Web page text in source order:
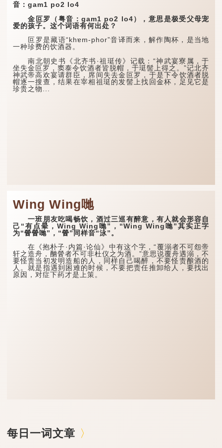
音：gam1 po2 lo4
金叵罗（粤音：gam1 po2 lo4），意思是极受父母宠
爱的孩子。这个词语有何出处？
叵罗是藏语“khɐm-phor”音译而来，解作陶杯，是当地
一种珍费的饮酒器。
南北朝史书《北齐书·祖珽传》记载：“神武宴寮属，于
坐失金叵罗，窦泰令饮酒者皆脱帽，于珽髻上得之。”记北齐
神武帝高欢宴请群臣，席间失去金叵罗，于是下令饮酒者脱
帽逐一搜查，结果在宰相祖珽的发髻上找回金杯，足见它是
珍贵之物...
Wing Wing哋
一班朋友吃喝畅饮，酒过三巡有醉意，有人就会形容自
己“有点晕，Wing Wing哋”，“Wing Wing哋”其实正字
为“醟醟哋”，“醟”同样音“泳”。
在《抱朴子·内篇·论仙》中有这个字，“覆溺者不可怨帝
轩之造舟，酗醟者不可非杜仪之为酒。”意思说覆舟遇溺，不
要怪责当初发明造船的人，同样自己喝醉，不要怪责酿酒的
人。就是指遇到困难的时候，不要把责任推卸给人，要找出
原因，对症下药才是上策。
每日一词文章